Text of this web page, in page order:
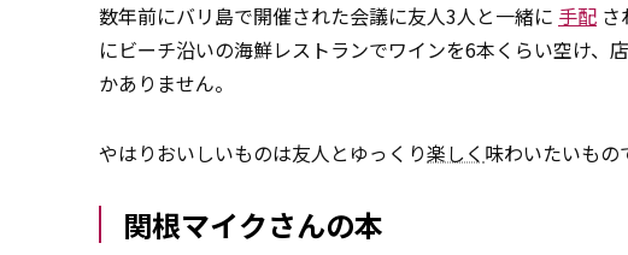
数年前にバリ島で開催された会議に友人3人と一緒に 手配
にビーチ沿いの海鮮レストランでワインを6本くらい空け、
かありません。
やはりおいしいものは友人とゆっくり楽しく 味わいたいもの
関根マイクさんの本